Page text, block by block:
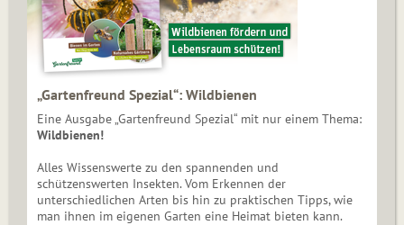
„Gartenfreund Spezial“: Wildbienen
Eine Ausgabe „Gartenfreund Spezial“ mit nur einem Thema:
Wildbienen!
Alles Wissenswerte zu den spannenden und
schützenswerten Insekten. Vom Erkennen der
unterschiedlichen Arten bis hin zu praktischen Tipps, wie
man ihnen im eigenen Garten eine Heimat bieten kann.